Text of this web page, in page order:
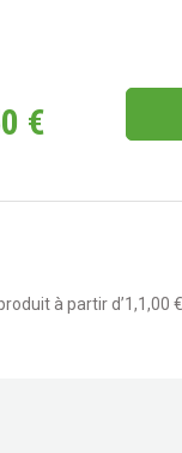
€
à partir d’1,1,00